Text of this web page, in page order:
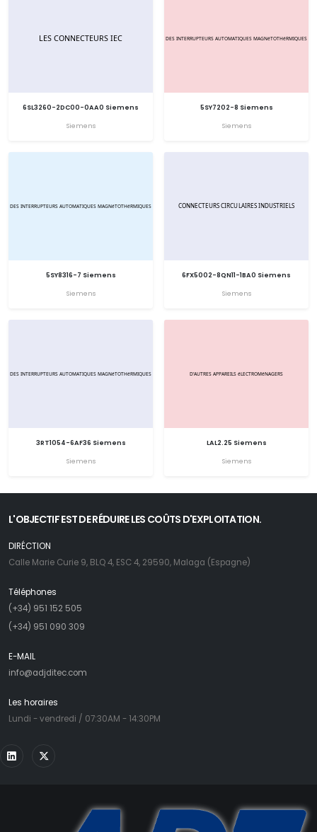
6SL3260-2DC00-0AA0 Siemens
Siemens
5SY7202-8 Siemens
Siemens
5SY8316-7 Siemens
Siemens
6FX5002-8QN11-1BA0 Siemens
Siemens
3RT1054-6AF36 Siemens
Siemens
LAL2.25 Siemens
Siemens
L'OBJECTIF EST DE RÉDUIRE LES COÛTS D'EXPLOITATION.
DIRÉCTION
Calle Marie Curie 9, BLQ 4, ESC 4, 29590, Malaga (Espagne)
Téléphones
(+34) 951 152 505
(+34) 951 090 309
E-MAIL
info@adjditec.com
Les horaires
Lundi - vendredi / 07:30AM - 14:30PM